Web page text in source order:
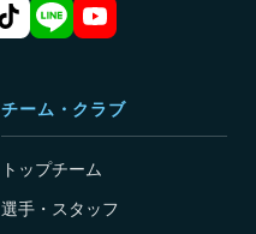
チーム・クラブ
トップチーム
選手・スタッフ